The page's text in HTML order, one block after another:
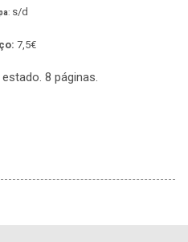
: s/d
7,5€
8 páginas.